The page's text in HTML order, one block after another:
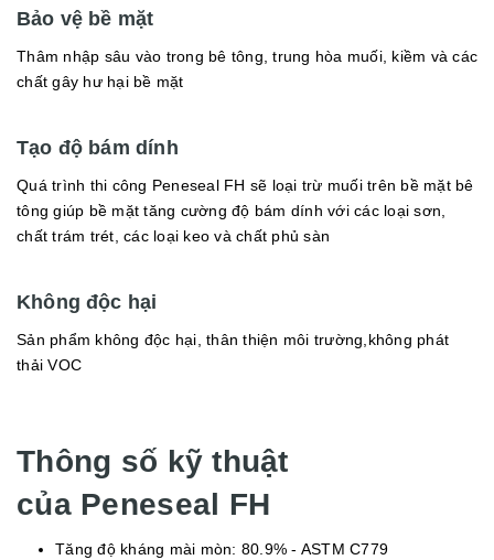
Bảo vệ bề mặt
Thâm nhập sâu vào trong bê tông, trung hòa muối, kiềm và các
chất gây hư hại bề mặt
Tạo độ bám dính
Quá trình thi công Peneseal FH sẽ loại trừ muối trên bề mặt bê
tông giúp bề mặt tăng cường độ bám dính với các loại sơn,
chất trám trét, các loại keo và chất phủ sàn
Không độc hại
Sản phẩm không độc hại, thân thiện môi trường,không phát
thải VOC
Thông số kỹ thuật
của Peneseal FH
Tăng độ kháng mài mòn: 80.9% - ASTM C779